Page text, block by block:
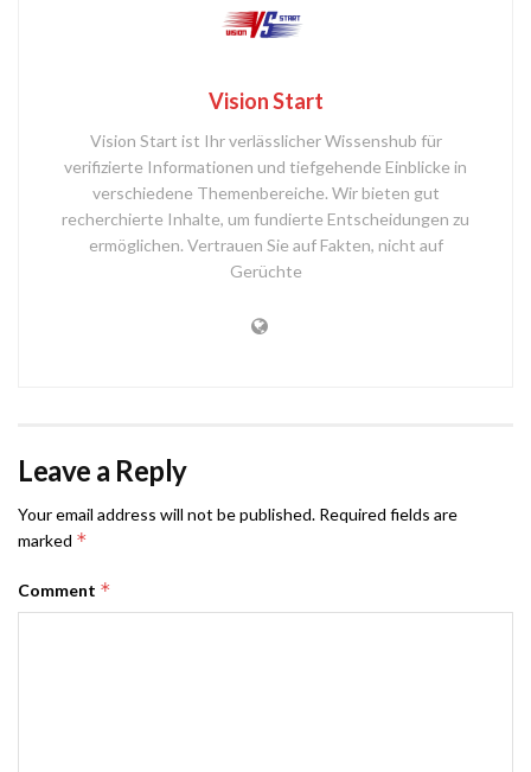
Vision Start
Vision Start ist Ihr verlässlicher Wissenshub für
verifizierte Informationen und tiefgehende Einblicke in
verschiedene Themenbereiche. Wir bieten gut
recherchierte Inhalte, um fundierte Entscheidungen zu
ermöglichen. Vertrauen Sie auf Fakten, nicht auf
Gerüchte
Leave a Reply
Your email address will not be published. Required fields are
marked *
Comment *